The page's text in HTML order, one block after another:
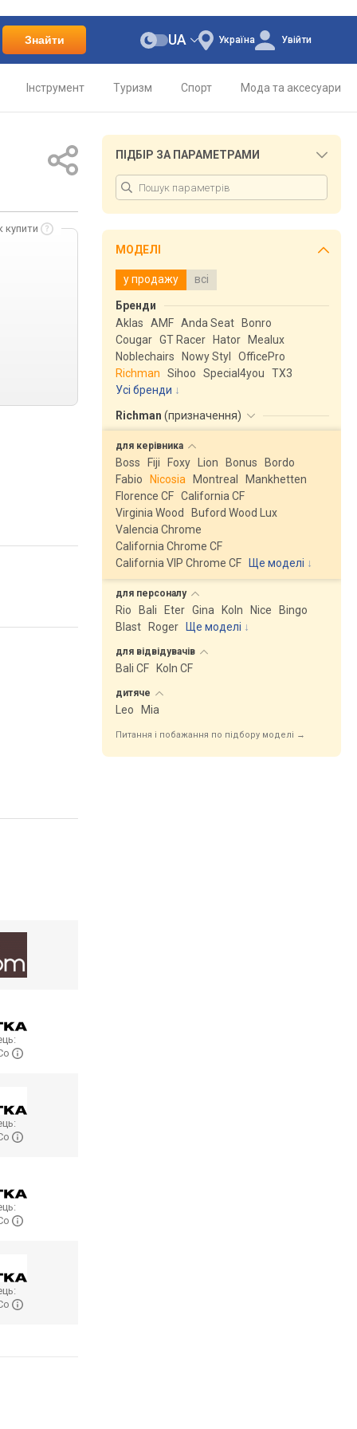
Знайти Україна
UA Увійти
Інструмент Туризм Спорт Мода та аксесуари
купити
ПІДБІР ЗА ПАРАМЕТРАМИ
МОДЕЛІ
у продажу всі
Бренди
Aklas
AMF Anda Seat
Bonro
Cougar GT Racer Hator
Mealux
Noblechairs
Nowy Styl
OfficePro
Richman
Sihoo Special4you
ТX3
Усі бренди
Richman (призначення)
для керівника
Boss Fiji Foxy Lion Bonus
Bordo
Fabio
Nicosia Montreal
Mankhetten
Florence CF California CF
Virginia Wood
Buford Wood Lux
Valencia Chrome
California Chrome CF
California VIP Chrome CF
Ще моделі ↓
для персоналу
Rio Bali Eter Gina Koln Nice
Bingo
Blast
Roger Ще моделі ↓
для відвідувачів
Bali CF Koln CF
дитяче
Leo Mia
Питання і побажання по підбору моделі →